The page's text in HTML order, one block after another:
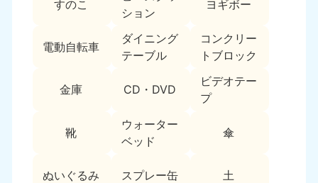
すのこ
ション
ヨギボー
電動自転車
ダイニング
テーブル
コンクリー
トブロック
金庫 CD・DVD
ビデオテー
プ
靴
ウォーター
ベッド
傘
ぬいぐるみ スプレー缶 土
9:00〜19:00 年中無休 9:00〜19:00 年中無休
栃木県
050-1881-5270
茨城県
050-1881-5269
9:00〜19:00 年中無休
050-1881-5267
9:00〜19:00 年中無休